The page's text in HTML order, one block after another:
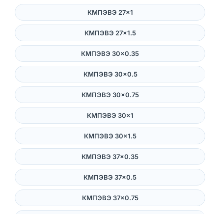
КМПЭВЭ 27×1
КМПЭВЭ 27×1.5
КМПЭВЭ 30×0.35
КМПЭВЭ 30×0.5
КМПЭВЭ 30×0.75
КМПЭВЭ 30×1
КМПЭВЭ 30×1.5
КМПЭВЭ 37×0.35
КМПЭВЭ 37×0.5
КМПЭВЭ 37×0.75